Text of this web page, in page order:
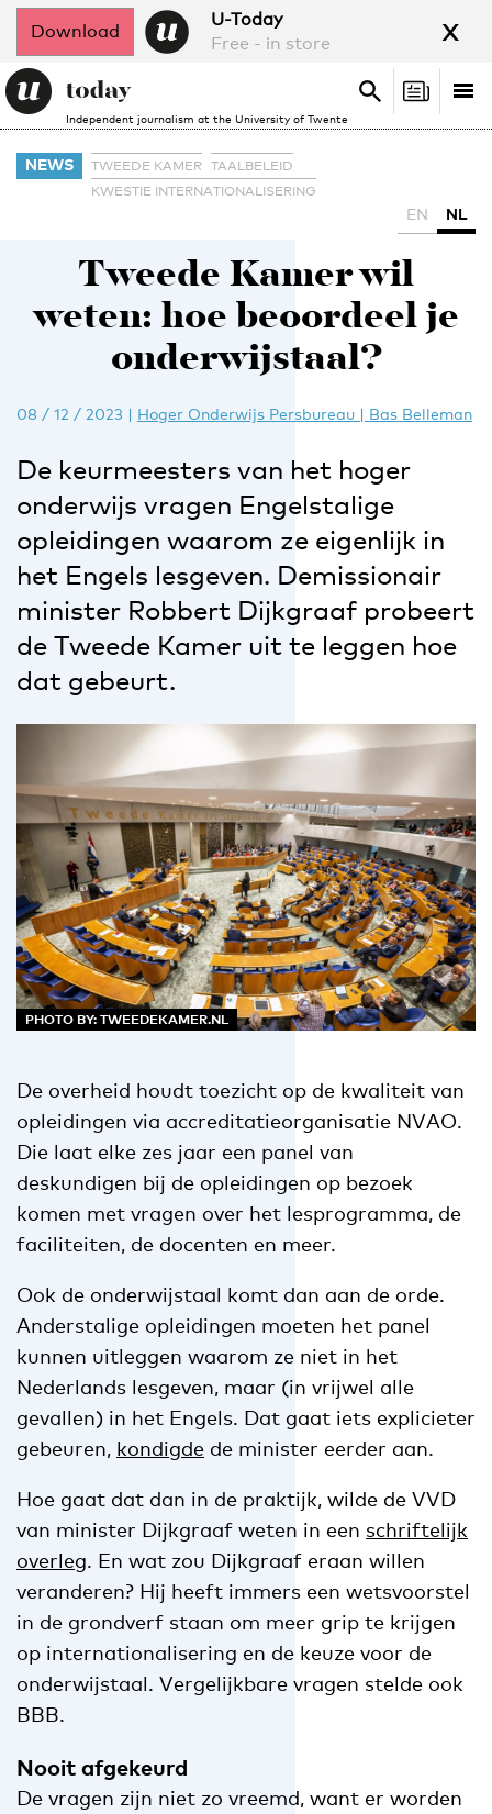
Download
U-Today
Free - in store
x
Independent journalism at the University of Twente
Search
Search
NEWS TWEEDE KAMER TAALBELEID
KWESTIE INTERNATIONALISERING
EN NL
Tweede Kamer wil
weten: hoe beoordeel je
onderwijstaal?
08 / 12 / 2023 | Hoger Onderwijs Persbureau | Bas Belleman
De keurmeesters van het hoger
onderwijs vragen Engelstalige
opleidingen waarom ze eigenlijk in
het Engels lesgeven. Demissionair
minister Robbert Dijkgraaf probeert
de Tweede Kamer uit te leggen hoe
dat gebeurt.
PHOTO BY: TWEEDEKAMER.NL
De overheid houdt toezicht op de kwaliteit van
opleidingen via accreditatieorganisatie NVAO.
Die laat elke zes jaar een panel van
deskundigen bij de opleidingen op bezoek
komen met vragen over het lesprogramma, de
faciliteiten, de docenten en meer.
Ook de onderwijstaal komt dan aan de orde.
Anderstalige opleidingen moeten het panel
kunnen uitleggen waarom ze niet in het
Nederlands lesgeven, maar (in vrijwel alle
gevallen) in het Engels. Dat gaat iets explicieter
gebeuren, kondigde de minister eerder aan.
Hoe gaat dat dan in de praktijk, wilde de VVD
van minister Dijkgraaf weten in een schriftelijk
overleg. En wat zou Dijkgraaf eraan willen
veranderen? Hij heeft immers een wetsvoorstel
in de grondverf staan om meer grip te krijgen
op internationalisering en de keuze voor de
onderwijstaal. Vergelijkbare vragen stelde ook
BBB.
Nooit afgekeurd
De vragen zijn niet zo vreemd, want er worden